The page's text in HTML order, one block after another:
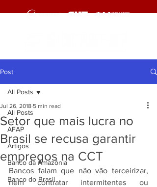
Post
All Posts
AFAP
Artigos
Banco da Amazônia
Banco do Brasil
All Posts
Setor que mais lucra no
Brasil se recusa garantir
empregos na CCT
Jul 26, 2018 5 min read
Bancos falam que não vão terceirizar,
nem contratar intermitentes ou